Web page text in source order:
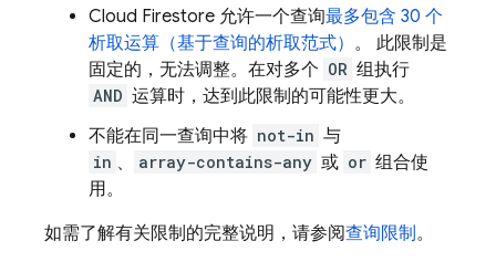
Cloud Firestore 允许一个查询最多包含 30 个
析取运算（基于查询的析取范式） 。 此限制是
固定的，无法调整。在对多个 OR 组执行
AND 运算时，达到此限制的可能性更大。
不能在同一查询中将 not-in 与
in 、 array-contains-any 或 or 组合使
用。
如需了解有关限制的完整说明，请参阅查询限制。